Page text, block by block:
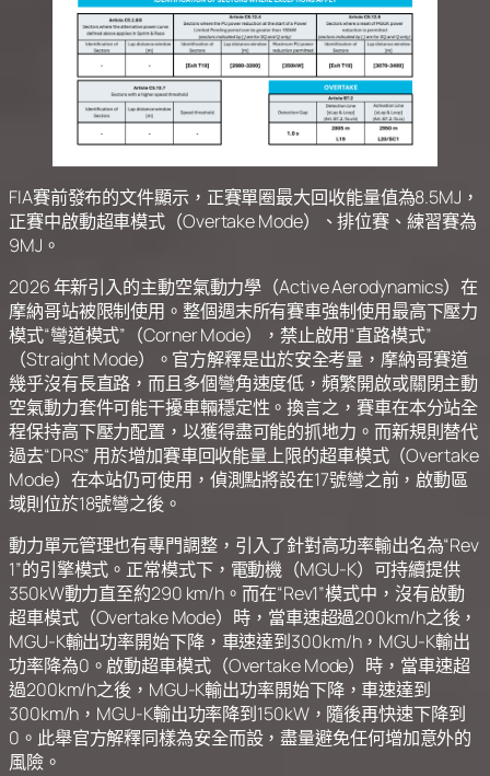
FIA賽前發布的文件顯示，正賽單圈最大回收能量值為8.5MJ，
正賽中啟動超車模式（Overtake Mode）、排位賽、練習賽為
9MJ。
2026 年新引入的主動空氣動力學（Active Aerodynamics）在
摩納哥站被限制使用。整個週末所有賽車強制使用最高下壓力
模式“彎道模式”（Corner Mode），禁止啟用“直路模式”
（Straight Mode）。官方解釋是出於安全考量，摩納哥賽道
幾乎沒有長直路，而且多個彎角速度低，頻繁開啟或關閉主動
空氣動力套件可能干擾車輛穩定性。換言之，賽車在本分站全
程保持高下壓力配置，以獲得盡可能的抓地力。而新規則替代
過去“DRS” 用於增加賽車回收能量上限的超車模式（Overtake
Mode）在本站仍可使用，偵測點將設在17號彎之前，啟動區
域則位於18號彎之後。
動力單元管理也有專門調整，引入了針對高功率輸出名為“Rev
1”的引擎模式。正常模式下，電動機（MGU-K）可持續提供
350kW動力直至約290 km/h。而在“Rev1”模式中，沒有啟動
超車模式（Overtake Mode）時，當車速超過200km/h之後，
MGU-K輸出功率開始下降，車速達到300km/h，MGU-K輸出
功率降為0。啟動超車模式（Overtake Mode）時，當車速超
過200km/h之後，MGU-K輸出功率開始下降，車速達到
300km/h，MGU-K輸出功率降到150kW，隨後再快速下降到
0。此舉官方解釋同樣為安全而設，盡量避免任何增加意外的
風險。